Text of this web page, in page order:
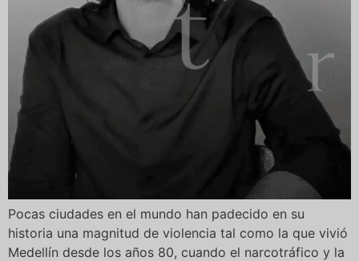
Pocas ciudades en el mundo han padecido en su
historia una magnitud de violencia tal como la que vivió
Medellín desde los años 80, cuando el narcotráfico y la